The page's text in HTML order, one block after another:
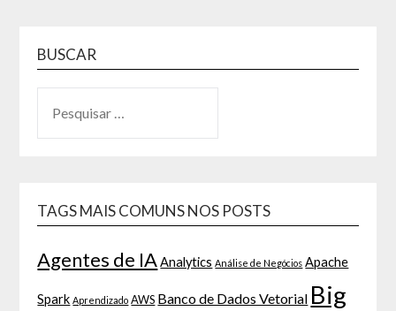
BUSCAR
TAGS MAIS COMUNS NOS POSTS
Agentes de IA Analytics Análise de Negócios Apache
Spark Aprendizado AWS Banco de Dados Vetorial Big